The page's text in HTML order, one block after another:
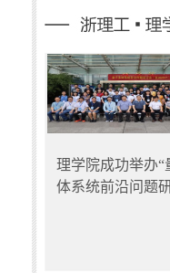
理学院成功举办“
体系统前沿问题